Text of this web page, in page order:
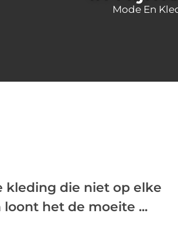
Mode En
kleding die niet op elke
het de moeite ...